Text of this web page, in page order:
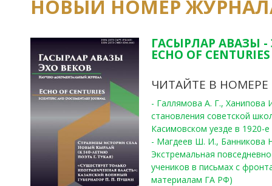
НОВЫЙ НОМЕР
ГАСЫРЛАР АВАЗЫ -
ECHO OF
ЧИТАЙТЕ В НОМЕРЕ
- Галлямова А. Г.,
становления советской
Касимовском уезде в 1920-е
- Магдеев Ш. И., Банникова
Экстремальная
учеников в письмах с
материалам ГА РФ)